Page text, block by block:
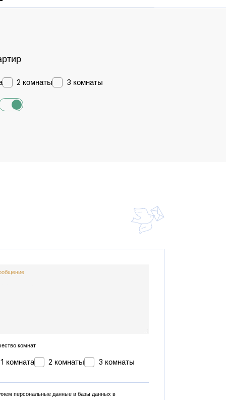
2 комнаты 3 комнаты
комнат
1 комната 2 комнаты 3 комнаты
персональные данные в базы данных в